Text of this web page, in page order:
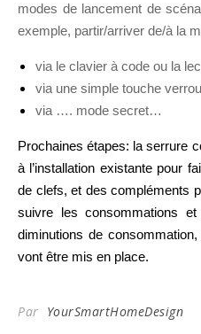
modes de lancement de
exemple, partir/arriver de/à la
via le clavier à code ou la
via une simple touche
via …. mode secret…
Prochaines étapes: laserrure
à l’installation existante pour
de clefs, et des compléments
suivre les consommations et
diminutions de
vont être mis en place.
Par YourSmartHomeDesign